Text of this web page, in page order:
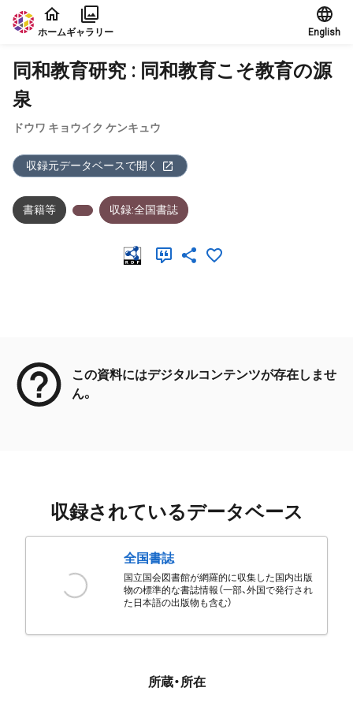
本文に飛ぶ
ホームギャラリー English
同和教育研究 : 同和教育こそ教育の源
泉
ドウワ キョウイク ケンキュウ
収録元データベースで開く
書籍等 収録:全国書誌
この資料にはデジタルコンテンツが存在しませ
ん。
収録されているデータベース
全国書誌
国立国会図書館が網羅的に収集した国内出版
物の標準的な書誌情報（一部、外国で発行され
た日本語の出版物も含む）
所蔵・所在